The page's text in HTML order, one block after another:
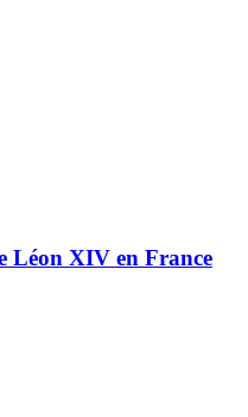
Léon XIV en France